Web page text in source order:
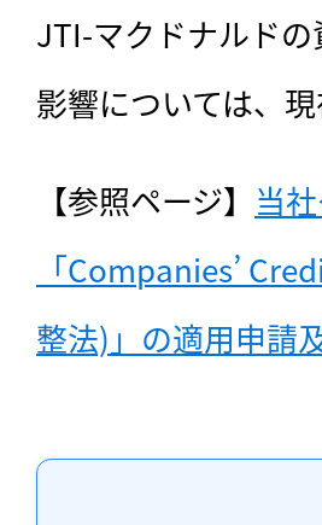
JTI-マクドナルド
影響については、
【参照ページ】 当
「Companies’
整法)」の適用申請